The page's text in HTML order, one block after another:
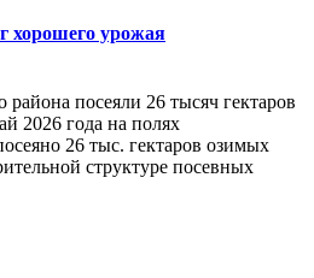
хорошего урожая
посеяли 26 тысяч гектаров
2026 года на полях
26 тыс. гектаров озимых
структуре посевных